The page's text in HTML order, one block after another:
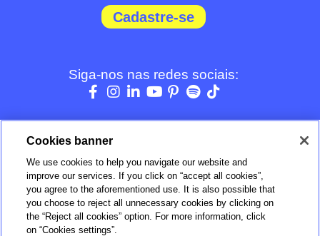
Cadastre-se
Siga-nos nas redes sociais:
BOM
Verificada por
Cookies banner
We use cookies to help you navigate our website and
improve our services. If you click on “accept all cookies”,
you agree to the aforementioned use. It is also possible that
you choose to reject all unnecessary cookies by clicking on
the “Reject all cookies” option. For more information, click
on “Cookies settings”.